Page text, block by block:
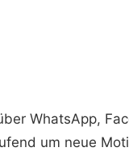
WhatsApp,
um neue